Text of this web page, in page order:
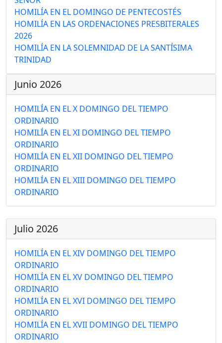
HOMILÍA EN EL DOMINGO DE PENTECOSTÉS
HOMILÍA EN LAS ORDENACIONES PRESBITERALES
2026
HOMILÍA EN LA SOLEMNIDAD DE LA SANTÍSIMA
TRINIDAD
Junio 2026
HOMILÍA EN EL X DOMINGO DEL TIEMPO
ORDINARIO
HOMILÍA EN EL XI DOMINGO DEL TIEMPO
ORDINARIO
HOMILÍA EN EL XII DOMINGO DEL TIEMPO
ORDINARIO
HOMILÍA EN EL XIII DOMINGO DEL TIEMPO
ORDINARIO
Julio 2026
HOMILÍA EN EL XIV DOMINGO DEL TIEMPO
ORDINARIO
HOMILÍA EN EL XV DOMINGO DEL TIEMPO
ORDINARIO
HOMILÍA EN EL XVI DOMINGO DEL TIEMPO
ORDINARIO
HOMILÍA EN EL XVII DOMINGO DEL TIEMPO
ORDINARIO